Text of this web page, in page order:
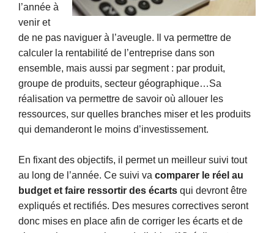
l’année à
venir et
de ne pas naviguer à l’aveugle. Il va permettre de
calculer la rentabilité de l’entreprise dans son
ensemble, mais aussi par segment : par produit,
groupe de produits, secteur géographique…Sa
réalisation va permettre de savoir où allouer les
ressources, sur quelles branches miser et les produits
qui demanderont le moins d’investissement.
En fixant des objectifs, il permet un meilleur suivi tout
au long de l’année. Ce suivi va comparer le réel au
budget et faire ressortir des écarts qui devront être
expliqués et rectifiés. Des mesures correctives seront
donc mises en place afin de corriger les écarts et de